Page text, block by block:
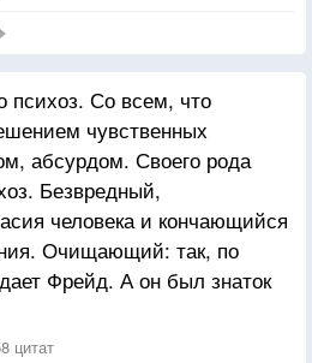
когда тебя радует
луч, пробившийся из-за
в момент пробуждения,
весны и лопнувшие
психоз. Со всем, что
чувственных
абсурдом. Своего рода
Безвредный,
человека и кончающийся
Очищающий: так, по
Фрейд. А он был знаток
цитат